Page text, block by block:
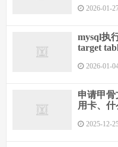
2026-01-
mysql执
target
2026-01-
申请甲
用卡、什
2025-12-